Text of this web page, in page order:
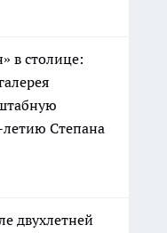
в столице:
летию Степана
двухлетней